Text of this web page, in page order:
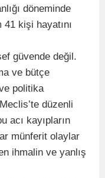
döneminde
kişi hayatını
güvende değil.
ve bütçe
politika
düzenli
acı kayıpların
münferit olaylar
ihmalin ve yanlış